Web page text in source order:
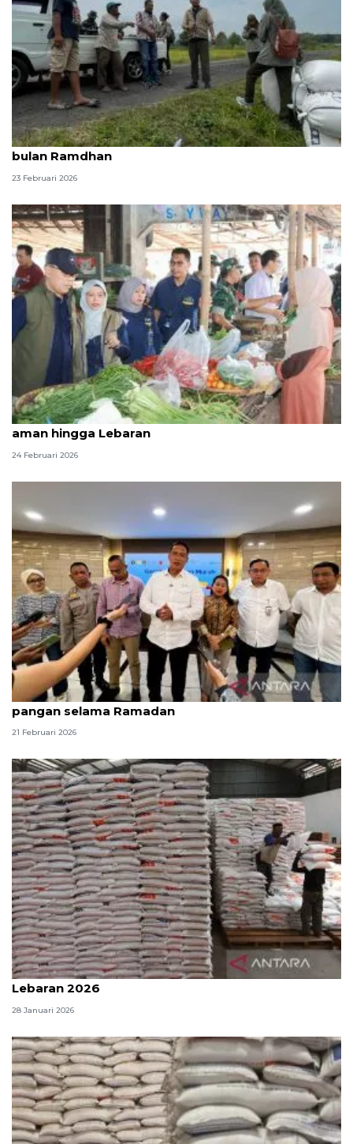
Bulog Yogyakarta tetap aktif serap gabah petani di
bulan Ramdhan
23 Februari 2026
Bulog pastikan stok dan harga pangan masih
aman hingga Lebaran
24 Februari 2026
Bulog perkuat sinergi lintas sektor stabilkan
pangan selama Ramadan
21 Februari 2026
Bulog Malang: Stok beras 51.383 ton, cukup hingga
Lebaran 2026
28 Januari 2026